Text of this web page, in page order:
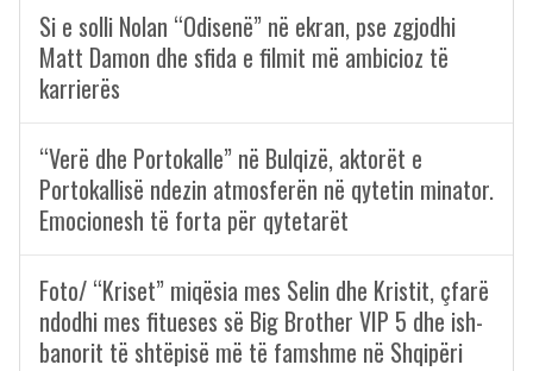
Si e solli Nolan “Odisenë” në ekran, pse zgjodhi
Matt Damon dhe sfida e filmit më ambicioz të
karrierës
“Verë dhe Portokalle” në Bulqizë, aktorët e
Portokallisë ndezin atmosferën në qytetin minator.
Emocionesh të forta për qytetarët
Foto/ “Kriset” miqësia mes Selin dhe Kristit, çfarë
ndodhi mes fitueses së Big Brother VIP 5 dhe ish-
banorit të shtëpisë më të famshme në Shqipëri